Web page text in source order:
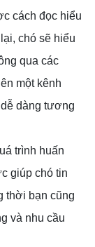
cách đọc hiểu
chó sẽ hiểu
qua các
một kênh
dàng tương
trình huấn
giúp chó tin
thời bạn cũng
và nhu cầu